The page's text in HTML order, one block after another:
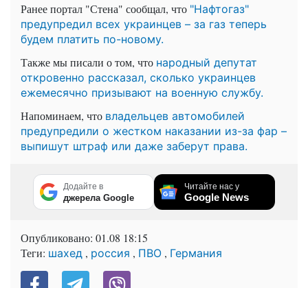
Ранее портал "Стена" сообщал, что "Нафтогаз"
предупредил всех украинцев – за газ теперь
будем платить по-новому.
Также мы писали о том, что народный депутат
откровенно рассказал, сколько украинцев
ежемесячно призывают на военную службу.
Напоминаем, что владельцев автомобилей
предупредили о жестком наказании из-за фар –
выпишут штраф или даже заберут права.
Додайте в
джерела Google
Читайте нас у
Google News
Опубликовано: 01.08 18:15
Теги: шахед , россия , ПВО , Германия